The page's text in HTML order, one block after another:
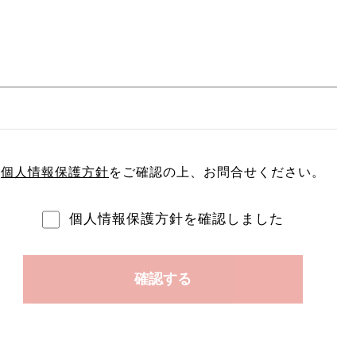
個人情報保護方針をご確認の上、 お問合せください。
個人情報保護方針を確認しました